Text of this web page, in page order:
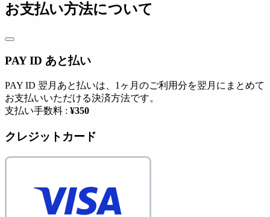
お支払い方法について
PAY ID あと払い
PAY ID 翌月あと払いは、1ヶ月のご利用分を翌月にまとめて
お支払いいただける決済方法です。
支払い手数料 : ¥350
クレジットカード